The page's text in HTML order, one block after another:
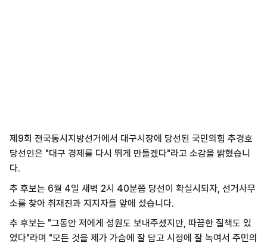
제9회 전국동시지방선거에서 대구시장에 당선된 국민의힘 추경호
당선인은 "대구 경제를 다시 뛰게 만들겠다"라고 소감을 밝혔습니
다.
추 후보는 6월 4일 새벽 2시 40분쯤 당선이 확실시되자, 선거사무
소를 찾아 취재진과 지지자들 앞에 섰습니다.
추 후보는 "그동안 저에게 성원도 보내주셨지만, 따끔한 질책도 있
었다"라며 "모든 것을 제가 가슴에 잘 담고 시정에 잘 녹여서 주민의